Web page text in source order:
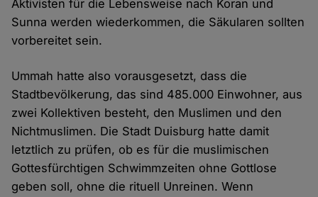
Aktivisten für die Lebensweise nach Koran und
Sunna werden wiederkommen, die Säkularen sollten
vorbereitet sein.
Ummah hatte also vorausgesetzt, dass die
Stadtbevölkerung, das sind 485.000 Einwohner, aus
zwei Kollektiven besteht, den Muslimen und den
Nichtmuslimen. Die Stadt Duisburg hatte damit
letztlich zu prüfen, ob es für die muslimischen
Gottesfürchtigen Schwimmzeiten ohne Gottlose
geben soll, ohne die rituell Unreinen. Wenn